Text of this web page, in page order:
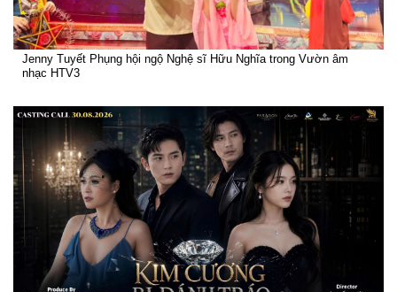
Jenny Tuyết Phụng hội ngộ Nghệ sĩ Hữu Nghĩa trong Vườn âm
nhạc HTV3